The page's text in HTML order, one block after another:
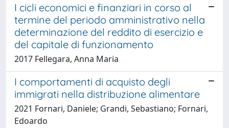
I cicli economici e finanziari in corso al
termine del periodo amministrativo nella
determinazione del reddito di esercizio e
del capitale di funzionamento
2017 Fellegara, Anna Maria
I comportamenti di acquisto degli
immigrati nella distribuzione alimentare
2021 Fornari, Daniele; Grandi, Sebastiano; Fornari,
Edoardo